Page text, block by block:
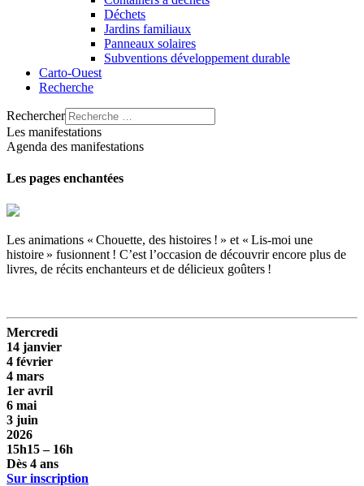
Déchets
Jardins familiaux
Panneaux solaires
Subventions développement durable
Carto-Ouest
Recherche
Rechercher
Les manifestations
Agenda des manifestations
Les pages enchantées
Les animations « Chouette, des histoires ! » et « Lis-moi une
histoire » fusionnent ! C’est l’occasion de découvrir encore plus de
livres, de récits enchanteurs et de délicieux goûters !
Mercredi
14 janvier
4 février
4 mars
1er avril
6 mai
3 juin
2026
15h15 – 16h
Dès 4 ans
Sur inscription